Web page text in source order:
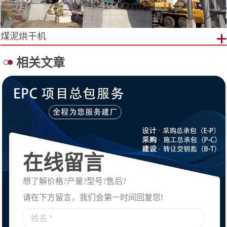
煤泥烘干机
相关文章
在线留言
想了解价格?产量?型号?售后?
请在下方留言，我们会第一时间回复您!